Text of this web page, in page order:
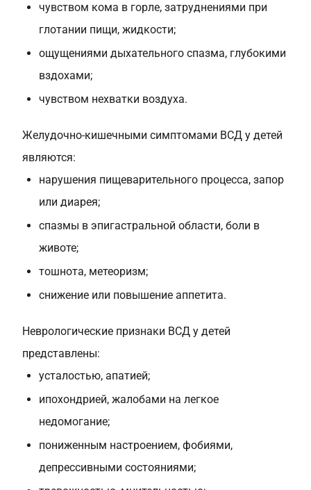
чувством кома в горле, затруднениями при
глотании пищи, жидкости;
ощущениями дыхательного спазма, глубокими
вздохами;
чувством нехватки воздуха.
Желудочно-кишечными симптомами ВСД у детей
являются:
нарушения пищеварительного процесса, запор
или диарея;
спазмы в эпигастральной области, боли в
животе;
тошнота, метеоризм;
снижение или повышение аппетита.
Неврологические признаки ВСД у детей
представлены:
усталостью, апатией;
ипохондрией, жалобами на легкое
недомогание;
пониженным настроением, фобиями,
депрессивными состояниями;